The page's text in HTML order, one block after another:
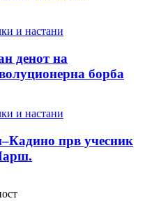
и настани
денот на
борба
и настани
прв учесник